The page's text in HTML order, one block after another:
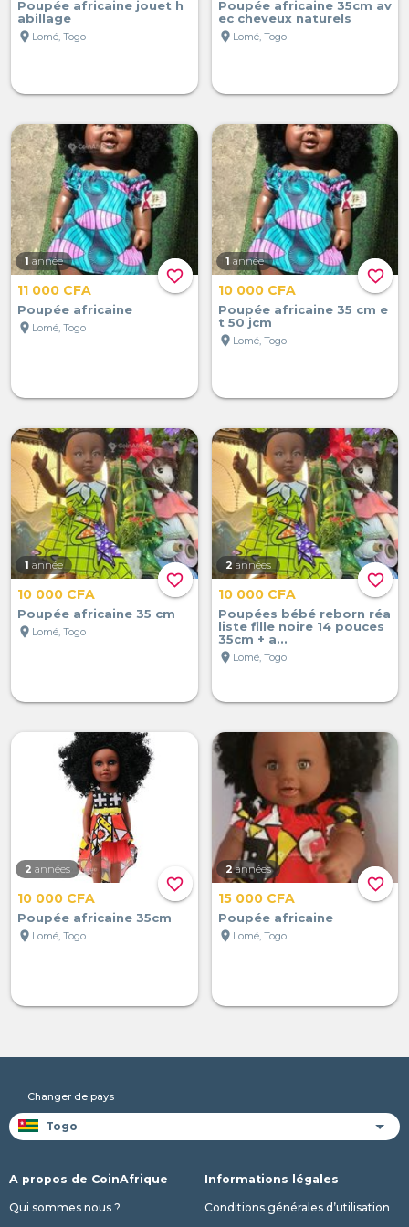
Poupée africaine jouet h
abillage
location_on Lomé, Togo
Poupée africaine 35cm av
ec cheveux naturels
location_on Lomé, Togo
favorite_border
1 année
11 000 CFA
Poupée africaine
location_on Lomé, Togo
favorite_border
1 année
10 000 CFA
Poupée africaine 35 cm e
t 50 jcm
location_on Lomé, Togo
favorite_border
1 année
10 000 CFA
Poupée africaine 35 cm
location_on Lomé, Togo
favorite_border
2 années
10 000 CFA
Poupées bébé reborn réa
liste fille noire 14 pouces
35cm + a...
location_on Lomé, Togo
favorite_border
2 années
10 000 CFA
Poupée africaine 35cm
location_on Lomé, Togo
favorite_border
2 années
15 000 CFA
Poupée africaine
location_on Lomé, Togo
Changer de pays
A propos de CoinAfrique
Qui sommes nous ?
Informations légales
Conditions générales d’utilisation